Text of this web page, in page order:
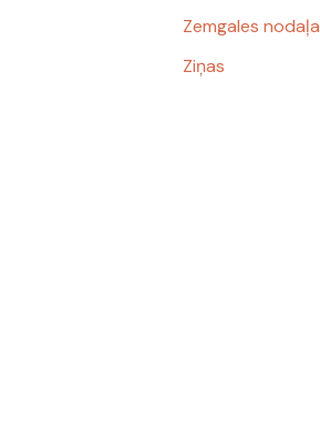
Zemgales nodaļa
Ziņas